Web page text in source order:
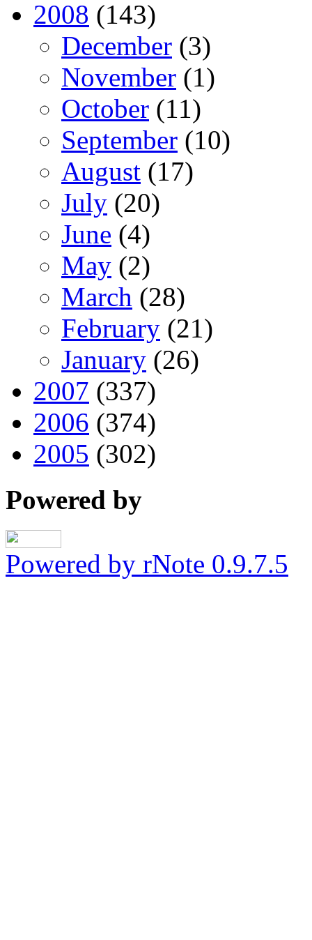
2008 (143)
December (3)
November (1)
October (11)
September (10)
August (17)
July (20)
June (4)
May (2)
March (28)
February (21)
January (26)
2007 (337)
2006 (374)
2005 (302)
Powered by
Powered by rNote 0.9.7.5